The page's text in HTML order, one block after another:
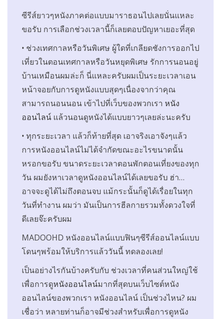
ซีรีส์ยาวๆหนังภาคต่อแบบมาราธอนไปเลยนั่นแหละ
ขอรับ การเลือกช่วงเวลานี้ก็เลยตอบปัญหาเยอะที่สุด
• ช่วงเทศกาลหรือวันพิเศษ ผู้ใดที่เกลียดชังการออกไป
เที่ยวในตอนเทศกาลหรือวันหยุดพิเศษ รักการนอนอยู่
บ้านเหมือนผมล่ะก็ นี่แหละครับผมเป็นระยะเวลาเอน
หน้าจอยกับการดูหนังแบบสุดๆเนื่องจากว่าคุณ
สามารถนอนนอน เข้าไปที่เว็บของพวกเรา หนัง
ออนไลน์ แล้วนอนดูหนังได้แบบยาวๆเลยล่ะนะครับ
• ทุกระยะเวลา แล้วก็ท้ายที่สุด เอาจริงเอาจังๆแล้ว
การหนังออนไลน์ไม่ได้จำกัดขณะอะไรขนาดนั้น
หรอกขอรับ ขนาดระยะเวลาตอนพักตอนเที่ยงของทุก
วัน ผมยังหาเวลาดูหนังออนไลน์ได้เลยขอรับ ฮ่า…
อาจจะดูได้ไม่ถึงตอนจบ แม้กระนั้นก็ดูได้เรื่อยในทุก
วันที่ทำงาน ผมว่า มันเป็นการฮีลกายรวมทั้งดวงใจที่
ดีเลยจ๊ะครับผม
MADOOHD หนังออนไลน์แบบฟินๆซีรีส์ออนไลน์แบบ
โดนๆพร้อมให้บริการแล้ววันนี้ ทดลองเลย!
เป็นอย่างไรกันบ้างครับกับ ช่วงเวลาที่คนส่วนใหญ่ใช้
เพื่อการดูหนังออนไลน์มากที่สุดบนเว็บไซต์หนัง
ออนไลน์ของพวกเรา หนังออนไลน์ เป็นช่วงไหน? ผม
เชื่อว่า หลายท่านก็อาจมีช่วงสำหรับเพื่อการดูหนัง